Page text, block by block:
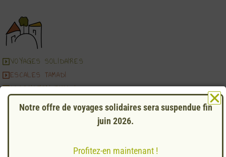
VOYAGES SOLIDAIRES
ESCALES TAMADI
ASSOCIATION TAMADI
Mentions légales
Notre offre de voyages solidaires sera suspendue fin
juin 2026.
Profitez-en maintenant !